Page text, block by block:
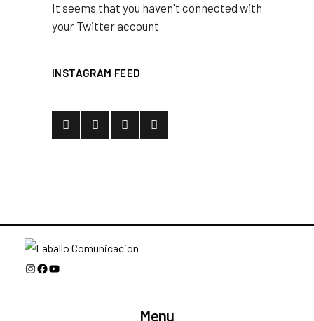
It seems that you haven't connected with
your Twitter account
INSTAGRAM FEED
Instagram
Facebook
YouTube
Menu